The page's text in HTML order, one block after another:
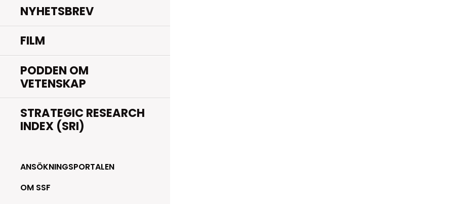
NYHETSBREV
FILM
PODDEN OM
VETENSKAP
STRATEGIC RESEARCH
INDEX (SRI)
ANSÖKNINGSPORTALEN
OM SSF